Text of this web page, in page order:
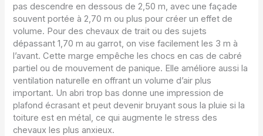
pas descendre en dessous de 2,50 m, avec une façade
souvent portée à 2,70 m ou plus pour créer un effet de
volume. Pour des chevaux de trait ou des sujets
dépassant 1,70 m au garrot, on vise facilement les 3 m à
l’avant. Cette marge empêche les chocs en cas de cabré
partiel ou de mouvement de panique. Elle améliore aussi la
ventilation naturelle en offrant un volume d’air plus
important. Un abri trop bas donne une impression de
plafond écrasant et peut devenir bruyant sous la pluie si la
toiture est en métal, ce qui augmente le stress des
chevaux les plus anxieux.